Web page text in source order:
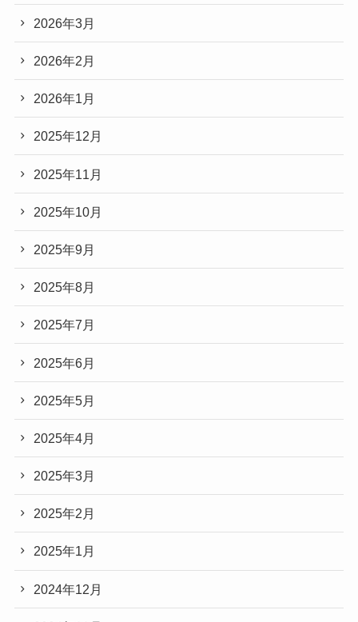
2026年3月
2026年2月
2026年1月
2025年12月
2025年11月
2025年10月
2025年9月
2025年8月
2025年7月
2025年6月
2025年5月
2025年4月
2025年3月
2025年2月
2025年1月
2024年12月